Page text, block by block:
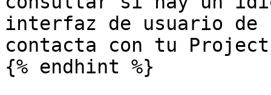
interfaz de usuario de
contacta con tu Project
{% endhint %}